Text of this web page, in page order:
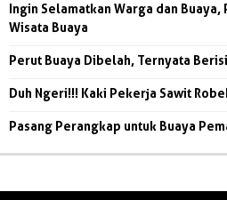
Ingin Selamatkan Warga dan Buaya,
Wisata Buaya
Perut Buaya Dibelah, Ternyata
Duh Ngeri!!! Kaki Pekerja Sawit
Pasang Perangkap untuk Buaya